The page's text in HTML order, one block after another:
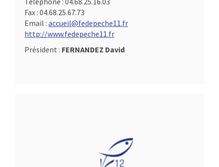
Fax : 04.68.25.67.73
Email : accueil@fedepeche11.fr
http://www.fedepeche11.fr
Président : FERNANDEZ David